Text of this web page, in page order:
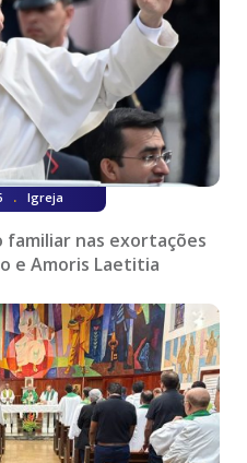
. Igreja
familiar nas exortações
e Amoris Laetitia